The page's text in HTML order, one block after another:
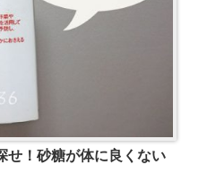
せ！砂糖が体に良くない